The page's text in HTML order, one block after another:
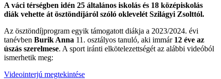
A váci térségben idén 25 általános iskolás és 18 középiskolás
diák vehette át ösztöndíjáról szóló oklevelét Szilágyi Zsolttól.
Az ösztöndíjprogram egyik támogatott diákja a 2023/2024. évi
tanévben Burik Anna 11. osztályos tanuló, aki immár 12 éve az
úszás szerelmese. A sport iránti elkötelezettségét az alábbi videóból
ismerhetik meg:
Videointerjú megtekintése